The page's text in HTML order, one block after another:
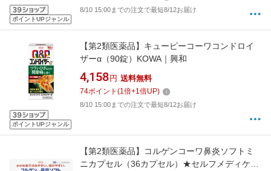
ポイントUPジャンル
8/10 15:00までの注文で最短8/12お届け
ポイントUPジャンル
【第2類医薬品】キューピーコーワコンドロイ
ザーα（90錠）KOWA｜興和
4,158 円 送料無料
74ポイント (1倍+1倍UP)
8/10 15:00までの注文で最短8/12お届け
【第2類医薬品】コルゲンコーワ鼻炎ソフトミ
ニカプセル（36カプセル）★セルフメディケー